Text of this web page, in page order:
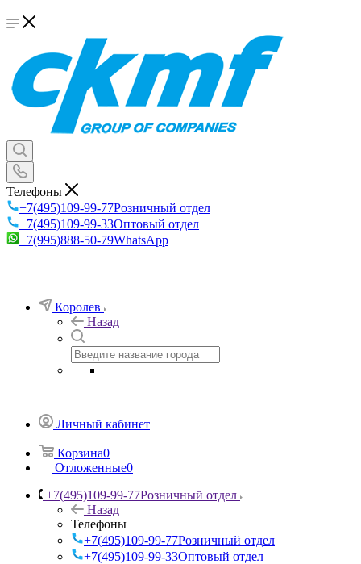
Телефоны
+7(495)109-99-77Розничный отдел
+7(495)109-99-33Оптовый отдел
+7(995)888-50-79WhatsApp
Королев
Назад
Личный кабинет
Корзина0
Отложенные0
+7(495)109-99-77Розничный отдел
Назад
Телефоны
+7(495)109-99-77Розничный отдел
+7(495)109-99-33Оптовый отдел